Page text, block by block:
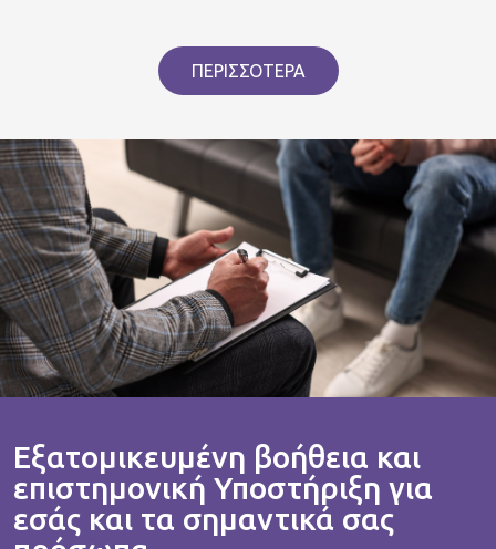
ΠΕΡΙΣΣΟΤΕΡΑ
Εξατομικευμένη βοήθεια και
επιστημονική Υποστήριξη για
εσάς και τα σημαντικά σας